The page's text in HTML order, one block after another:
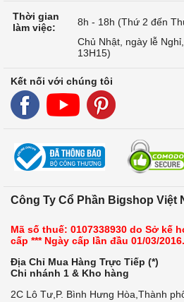
Thời gian
làm việc:
8h - 18h (Thứ 2 đến
Chủ Nhật, ngày lễ
13H15)
Kết nối với chúng tôi
Công Ty Cổ Phần Bigshop Việt
Mã số thuế: 0107338930 do Sở kế
cấp *** Ngày cấp lần đầu 01/03/2016.
Địa Chỉ Mua Hàng Trực Tiếp (*)
Chi nhánh 1 & Kho hàng
2C Lô Tư,P. Bình Hưng Hòa,Thành